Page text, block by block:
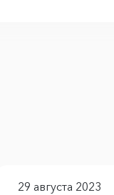
29 августа 2023